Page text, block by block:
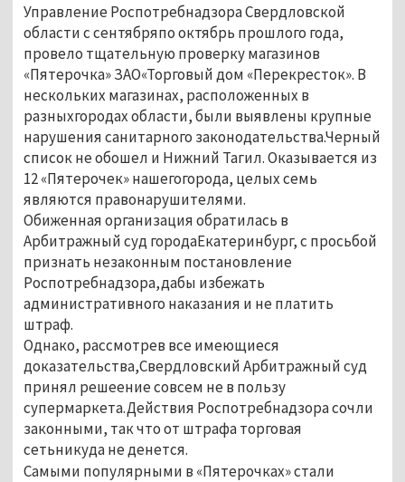
Управление Роспотребнадзора Свердловской
области с сентябряпо октябрь прошлого года,
провело тщательную проверку магазинов
«Пятерочка» ЗАО«Торговый дом «Перекресток». В
нескольких магазинах, расположенных в
разныхгородах области, были выявлены крупные
нарушения санитарного законодательства.Черный
список не обошел и Нижний Тагил. Оказывается из
12 «Пятерочек» нашегогорода, целых семь
являются правонарушителями.
Обиженная организация обратилась в
Арбитражный суд городаЕкатеринбург, с просьбой
признать незаконным постановление
Роспотребнадзора,дабы избежать
административного наказания и не платить
штраф.
Однако, рассмотрев все имеющиеся
доказательства,Свердловский Арбитражный суд
принял решеение совсем не в пользу
супермаркета.Действия Роспотребнадзора сочли
законными, так что от штрафа торговая
сетьникуда не денется.
Самыми популярными в «Пятерочках» стали